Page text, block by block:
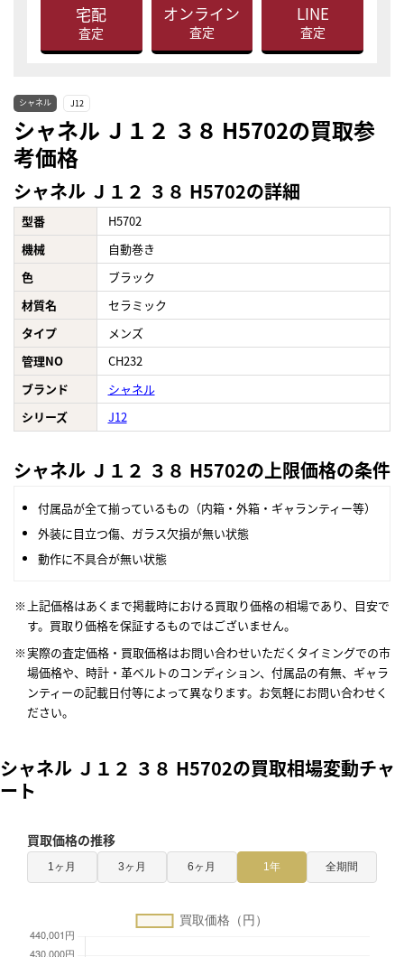
宅配
査定
オンライン
査定
LINE
査定
シャネル J12
シャネル Ｊ１２ ３８ H5702の買取参
考価格
シャネル Ｊ１２ ３８ H5702の詳細
型番
H5702
機械
自動巻き
色
ブラック
材質名
セラミック
タイプ
メンズ
管理NO
CH232
ブランド
シャネル
シリーズ
J12
シャネル Ｊ１２ ３８ H5702の上限価格の条件
付属品が全て揃っているもの（内箱・外箱・ギャランティー等）
外装に目立つ傷、ガラス欠損が無い状態
動作に不具合が無い状態
上記価格はあくまで掲載時における買取り価格の相場であり、目安で
す。買取り価格を保証するものではございません。
実際の査定価格・買取価格はお問い合わせいただくタイミングでの市
場価格や、時計・革ベルトのコンディション、付属品の有無、ギャラ
ンティーの記載日付等によって異なります。お気軽にお問い合わせく
ださい。
シャネル Ｊ１２ ３８ H5702の買取相場変動チャ
ート
買取価格の推移
1ヶ月 3ヶ月 6ヶ月 1年 全期間